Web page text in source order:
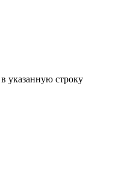
указанную строку